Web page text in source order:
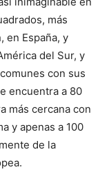
más
en España, y
del Sur, y
con sus
encuentra a 80
más cercana con
y apenas a 100
de la